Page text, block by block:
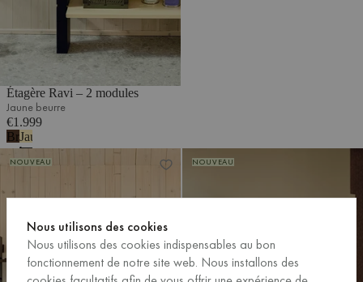
Étagère Ravi – 2 modules
Jaune beurre
€1.999
Brun
cacao
Jaune
beurre
NOUVEAU NOUVEAU
Nous utilisons des cookies
Nous utilisons des cookies indispensables au bon
fonctionnement de notre site web. Nous installons des